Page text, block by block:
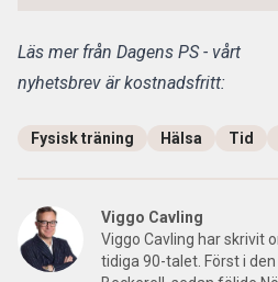
Läs mer från Dagens PS - vårt
nyhetsbrev är kostnadsfritt:
Fysisk träning Hälsa Tid
Viggo Cavling
Viggo Cavling har skrivit
tidiga 90-talet. Först i